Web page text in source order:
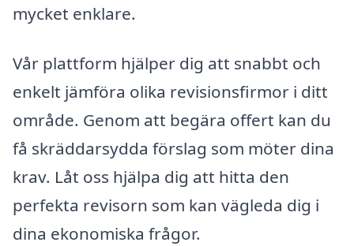
mycket enklare.
Vår plattform hjälper dig att snabbt och
enkelt jämföra olika revisionsfirmor i ditt
område. Genom att begära offert kan du
få skräddarsydda förslag som möter dina
krav. Låt oss hjälpa dig att hitta den
perfekta revisorn som kan vägleda dig i
dina ekonomiska frågor.